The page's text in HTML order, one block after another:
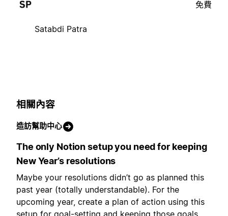
Satabdi Patra
免費
相關內容
造訪幫助中心
The only Notion setup you need for keeping
New Year’s resolutions
Maybe your resolutions didn’t go as planned this
past year (totally understandable). For the
upcoming year, create a plan of action using this